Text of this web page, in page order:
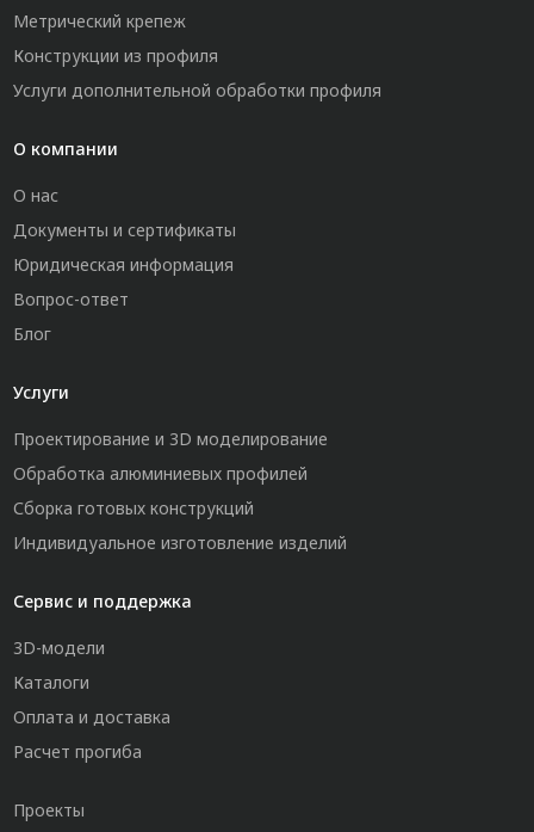
Метрический крепеж
Конструкции из профиля
Услуги дополнительной обработки профиля
О компании
О нас
Документы и сертификаты
Юридическая информация
Вопрос-ответ
Блог
Услуги
Проектирование и 3D моделирование
Обработка алюминиевых профилей
Сборка готовых конструкций
Индивидуальное изготовление изделий
Сервис и поддержка
3D-модели
Каталоги
Оплата и доставка
Расчет прогиба
Проекты